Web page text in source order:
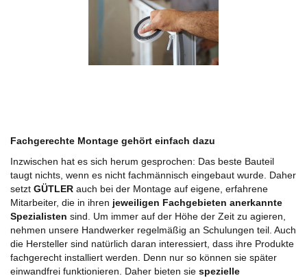
Fachgerechte Montage gehört einfach dazu
Inzwischen hat es sich herum gesprochen: Das beste Bauteil
taugt nichts, wenn es nicht fachmännisch eingebaut wurde. Daher
setzt GÜTLER auch bei der Montage auf eigene, erfahrene
Mitarbeiter, die in ihren jeweiligen Fachgebieten anerkannte
Spezialisten sind. Um immer auf der Höhe der Zeit zu agieren,
nehmen unsere Handwerker regelmäßig an Schulungen teil. Auch
die Hersteller sind natürlich daran interessiert, dass ihre Produkte
fachgerecht installiert werden. Denn nur so können sie später
einwandfrei funktionieren. Daher bieten sie spezielle